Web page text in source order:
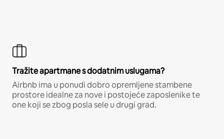
Tražite apartmane s dodatnim uslugama?
Airbnb ima u ponudi dobro opremljene stambene
prostore idealne za nove i postojeće zaposlenike te
one koji se zbog posla sele u drugi grad.